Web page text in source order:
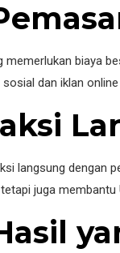
memerlukan biaya
dan iklan
langsung dengan
juga